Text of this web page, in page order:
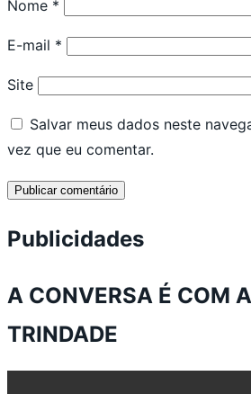
Nome *
E-mail *
Site
Salvar meus dados neste
vez que eu comentar.
Publicidades
A CONVERSA É COM
TRINDADE